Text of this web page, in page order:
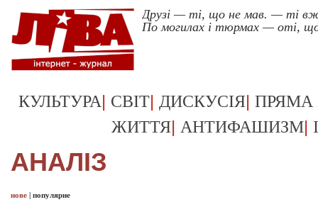
Друзі — ті, що не мав. — ті
По могилах і тюрмах — оті,
КУЛЬТУРА| СВІТ| ДИСКУСІЯ| ПРЯМА
ЖИТТЯ| АНТИФАШИЗМ|
АНАЛІЗ
нове | популярне